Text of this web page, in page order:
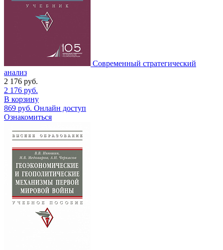
Современный стратегический
анализ
2 176 руб.
2 176 руб.
В корзину
869 руб. Онлайн доступ
Ознакомиться